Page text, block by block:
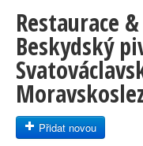
Restaurace
Beskydský
Přidat novou